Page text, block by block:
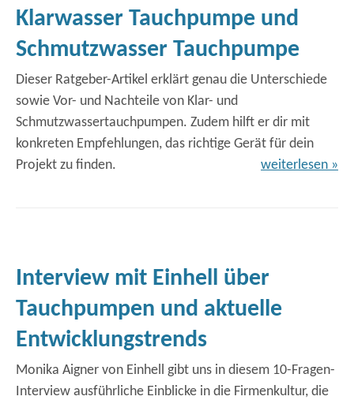
Klarwasser Tauchpumpe und
Schmutzwasser Tauchpumpe
Dieser Ratgeber-Artikel erklärt genau die Unterschiede
sowie Vor- und Nachteile von Klar- und
Schmutzwassertauchpumpen. Zudem hilft er dir mit
konkreten Empfehlungen, das richtige Gerät für dein
Projekt zu finden.
weiterlesen »
Interview mit Einhell über
Tauchpumpen und aktuelle
Entwicklungstrends
Monika Aigner von Einhell gibt uns in diesem 10-Fragen-
Interview ausführliche Einblicke in die Firmenkultur, die